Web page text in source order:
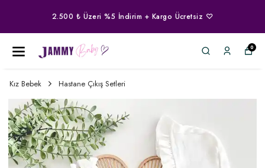
2.500 ₺ Üzeri %5 İndirim + Kargo Ücretsiz ♡
0
Kız Bebek Hastane Çıkış Setleri